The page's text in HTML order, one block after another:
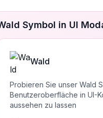
Symbol in UI
Wald
Probieren Sie unser Wald
Benutzeroberfläche in UI-
aussehen zu lassen